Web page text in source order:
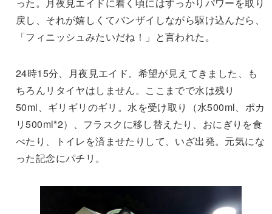
戻し、それが嬉しくてバンザイしながら駆け込んだら、
「フィニッシュみたいだね！」と言われた。
24時15分、月夜見エイド。希望が見えてきました、も
ちろんリタイヤはしません。ここまでで水は残り
50ml、ギリギリのギリ。水を受け取り（水500ml、ポカ
リ500ml*2）、フラスクに移し替えたり、おにぎりを食
べたり、トイレを済ませたりして、いざ出発。元気にな
った記念にパチリ。